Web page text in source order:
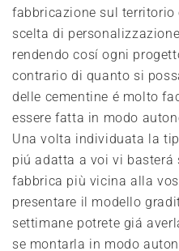
fabbricazione sul
scelta di
rendendo cosí ogni
contrario di quanto si
delle cementine é molto
essere fatta in modo
Una volta individuata la
piú adatta a voi vi basterá
fabbrica più vicina alla
presentare il modello
settimane potrete giá
se montarla in modo